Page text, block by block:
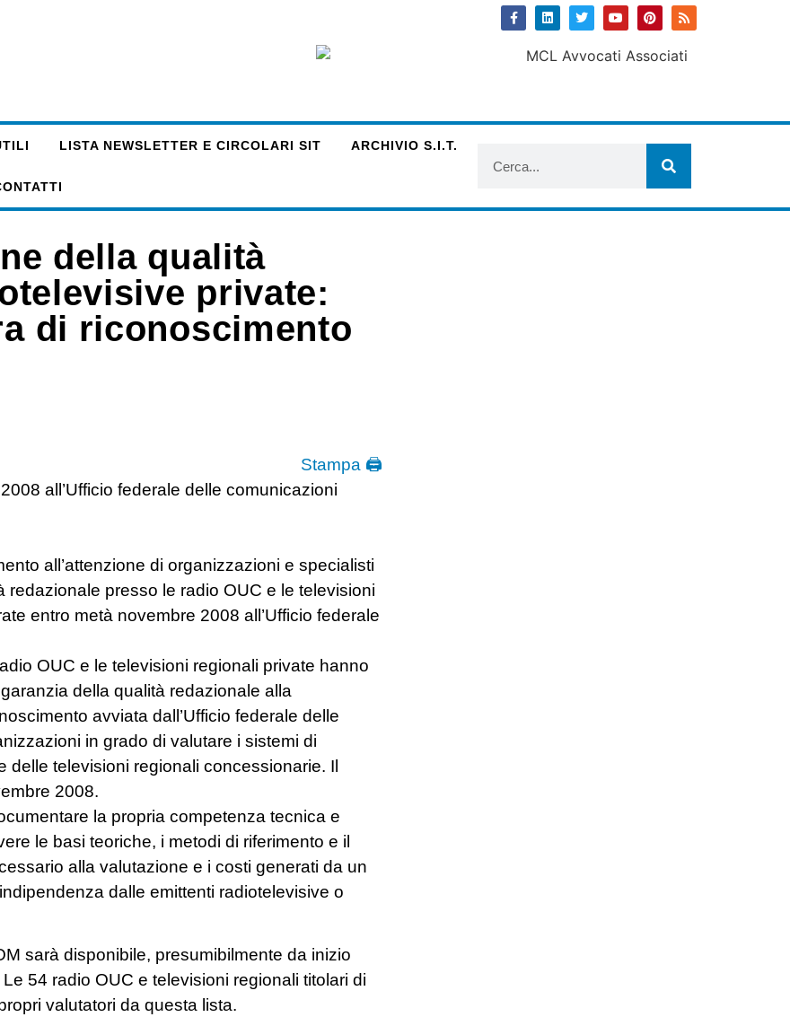
LISTA NEWSLETTER E CIRCOLARI SIT ARCHIVIO S.I.T.
della qualità
private:
di riconoscimento
Stampa 🖨
all’Ufficio federale delle comunicazioni
all’attenzione di organizzazioni e specialisti
presso le radio OUC e le televisioni
entro metà novembre 2008 all’Ufficio federale
OUC e le televisioni regionali private hanno
della qualità redazionale alla
avviata dall’Ufficio federale delle
in grado di valutare i sistemi di
televisioni regionali concessionarie. Il
2008.
la propria competenza tecnica e
le basi teoriche, i metodi di riferimento e il
alla valutazione e i costi generati da un
dalle emittenti radiotelevisive o
sarà disponibile, presumibilmente da inizio
54 radio OUC e televisioni regionali titolari di
valutatori da questa lista.